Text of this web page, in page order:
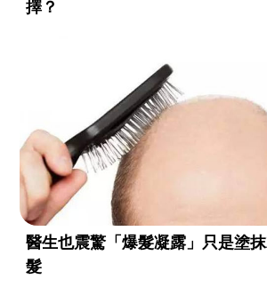
擇？
醫生也震驚「爆髮凝露」只是塗
髮